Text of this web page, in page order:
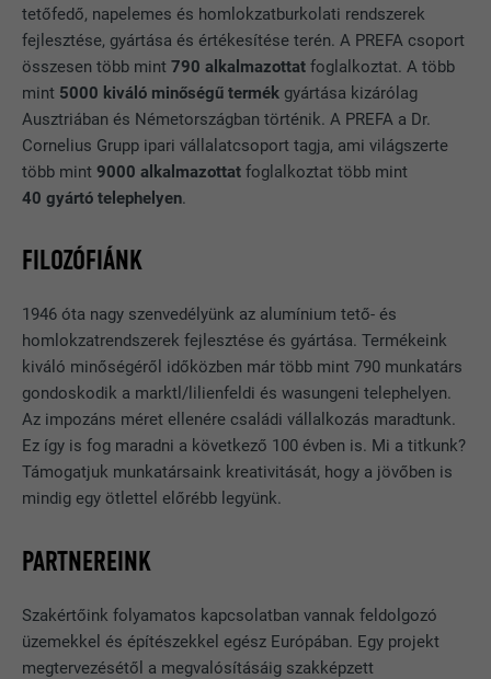
tetőfedő, napelemes és homlokzatburkolati rendszerek
fejlesztése, gyártása és értékesítése terén. A PREFA csoport
összesen több mint790 alkalmazottat foglalkoztat. A több
mint 5000 kiváló minőségű termék gyártása kizárólag
Ausztriában és Németországban történik. A PREFA a Dr.
Cornelius Grupp ipari vállalatcsoport tagja, ami világszerte
több mint9000 alkalmazottat foglalkoztat több mint
40 gyártó telephelyen.
FILOZÓFIÁNK
1946 óta nagy szenvedélyünk az alumínium tető- és
homlokzatrendszerek fejlesztése és gyártása. Termékeink
kiváló minőségéről időközben már több mint 790 munkatárs
gondoskodik a marktl/lilienfeldi és wasungeni telephelyen.
Az impozáns méret ellenére családi vállalkozás maradtunk.
Ez így is fog maradni a következő 100 évben is. Mi a titkunk?
Támogatjuk munkatársaink kreativitását, hogy a jövőben is
mindig egy ötlettel előrébb legyünk.
PARTNEREINK
Szakértőink folyamatos kapcsolatban vannak feldolgozó
üzemekkel és építészekkel egész Európában. Egy projekt
megtervezésétől a megvalósításáig szakképzett